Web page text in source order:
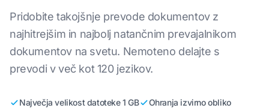
Pridobite takojšnje prevode dokumentov z
najhitrejšim in najbolj natančnim prevajalnikom
dokumentov na svetu. Nemoteno delajte s
prevodi v več kot 120 jezikov.
Največja velikost datoteke 1 GB Ohranja izvirno obliko